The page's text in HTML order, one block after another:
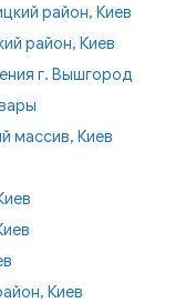
район, Киев
район, Киев
г. Вышгород
массив, Киев
Киев